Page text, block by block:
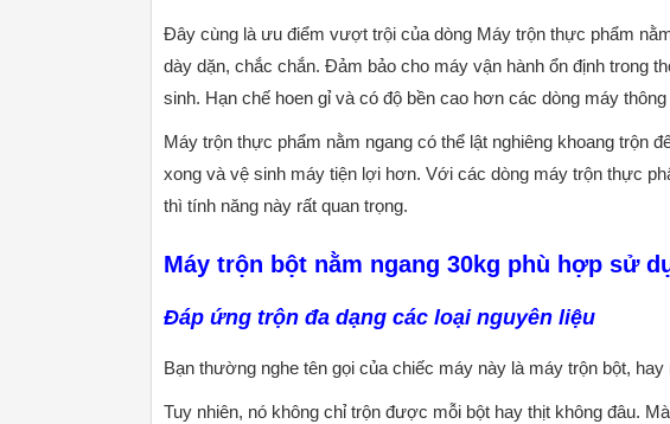
Đây cùng là ưu điểm vượt trội của dòng Máy trộn thực phẩm
dày dặn, chắc chắn. Đảm bảo cho máy vận hành ổn định trong
sinh. Hạn chế hoen gỉ và có độ bền cao hơn các dòng máy
Máy trộn thực phẩm nằm ngang có thể lật nghiêng khoang trộn
xong và vệ sinh máy tiện lợi hơn. Với các dòng máy trộn thực
thì tính năng này rất quan trọng.
Máy trộn bột nằm ngang 30kg phù hợp sử
Đáp ứng trộn đa dạng các loại nguyên liệu
Bạn thường nghe tên gọi của chiếc máy này là máy trộn bột,
Tuy nhiên, nó không chỉ trộn được mỗi bột hay thịt không đâu.